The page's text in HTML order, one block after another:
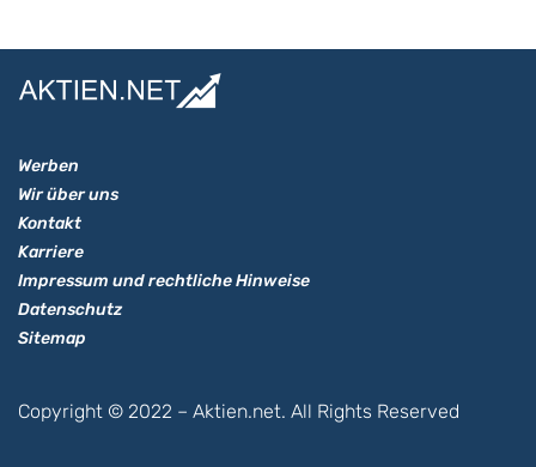
Werben
Wir über uns
Kontakt
Karriere
Impressum und rechtliche Hinweise
Datenschutz
Sitemap
Copyright © 2022 – Aktien.net. All Rights Reserved